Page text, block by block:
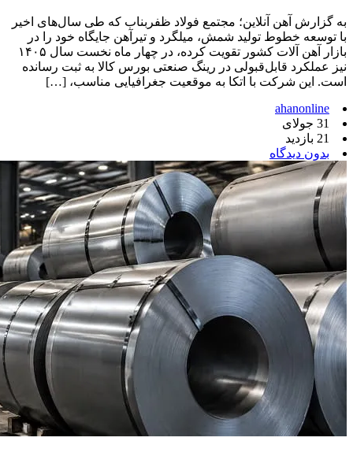
به گزارش آهن آنلاین؛ مجتمع فولاد ظفربناب که طی سال‌های اخیر
با توسعه خطوط تولید شمش، میلگرد و تیرآهن جایگاه خود را در
بازار آهن آلات کشور تقویت کرده، در چهار ماه نخست سال ۱۴۰۵
نیز عملکرد قابل‌قبولی در رینگ صنعتی بورس کالا به ثبت رسانده
است. این شرکت با اتکا به موقعیت جغرافیایی مناسب، […]
ahanonline
31 جولای
21 بازدید
بدون دیدگاه